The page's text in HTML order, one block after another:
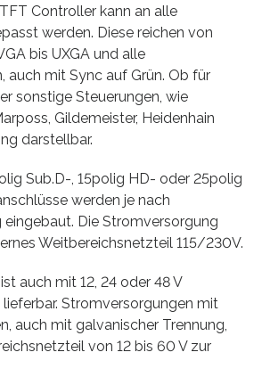
Controller kann an alle
werden. Diese reichen von
bis UXGA und alle
auch mit Sync auf Grün. Ob für
sonstige Steuerungen, wie
Gildemeister, Heidenhain
darstellbar.
Sub.D-, 15polig HD- oder 25polig
werden je nach
Die Stromversorgung
Weitbereichsnetzteil 115/230V.
auch mit 12, 24 oder 48 V
Stromversorgungen mit
auch mit galvanischer Trennung,
von 12 bis 60 V zur